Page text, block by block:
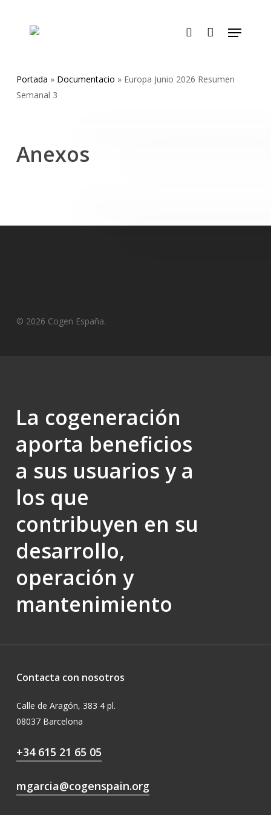
Menu
Portada » Documentacio » Europa Junio 2026 Resumen
Semanal 3
Anexos
© 2026 Cogen España.
La cogeneración
aporta beneficios
a sus usuarios y a
los que
contribuyen en su
desarrollo,
operación y
mantenimiento
Contacta con nosotros
Calle de Aragón, 383 4 pl.
08037 Barcelona
+34 615 21 65 05
mgarcia@cogenspain.org